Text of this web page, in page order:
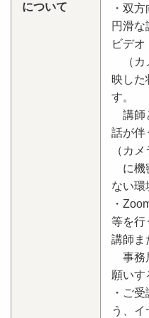
について
・双
円滑
ビデオ
（カ
映した
す。
講師
話が伴
（カメ
に機
ない環
・
等を行
講師ま
事務
願いす
・ご
う、